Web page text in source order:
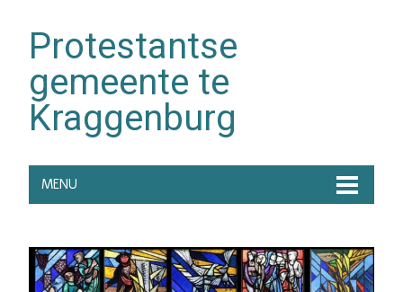
Protestantse
gemeente te
Kraggenburg
MENU